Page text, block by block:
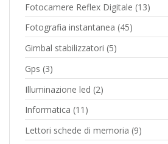
Fotocamere Reflex Digitale (13)
Fotografia instantanea (45)
Gimbal stabilizzatori (5)
Gps (3)
Illuminazione led (2)
Informatica (11)
Lettori schede di memoria (9)